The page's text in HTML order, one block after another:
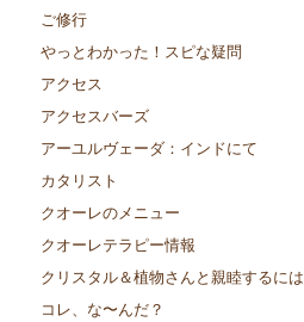
ご修行
やっとわかった！スピな疑問
アクセス
アクセスバーズ
アーユルヴェーダ：インドにて
カタリスト
クオーレのメニュー
クオーレテラピー情報
クリスタル＆植物さんと親睦するには
コレ、な〜んだ？